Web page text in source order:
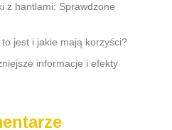
z hantlami: Sprawdzone
jest i jakie mają korzyści?
informacje i efekty